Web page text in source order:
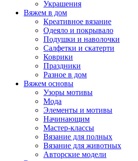
Украшения
Вяжем в дом
Креативное вязание
Одеяло и покрывало
Подушки и наволочки
Салфетки и скатерти
Коврики
Праздники
Разное в дом
Вяжем основы
Узоры мотивы
Мода
Элементы и мотивы
Начинающим
Мастер-классы
Вязание для полных
Вязание для животных
Авторские модели